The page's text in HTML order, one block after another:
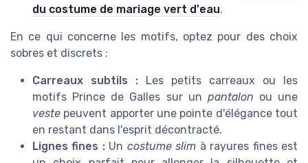
du costume de mariage vert d'eau.
En ce qui concerne les motifs, optez pour des choix
sobres et discrets :
Carreaux subtils : Les petits carreaux ou les
motifs Prince de Galles sur un pantalon ou une
veste peuvent apporter une pointe d'élégance tout
en restant dans l'esprit décontracté.
Lignes fines :Un costume slim à rayures fines est